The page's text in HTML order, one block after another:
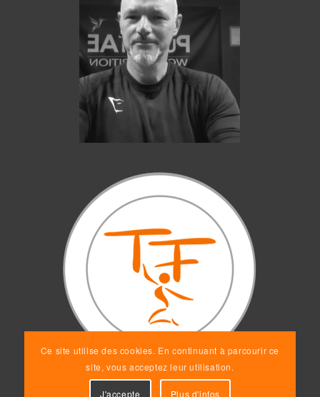
Ce site utilise des cookies. En continuant à parcourir ce
site, vous acceptez leur utilisation.
J'accepte Plus d'infos